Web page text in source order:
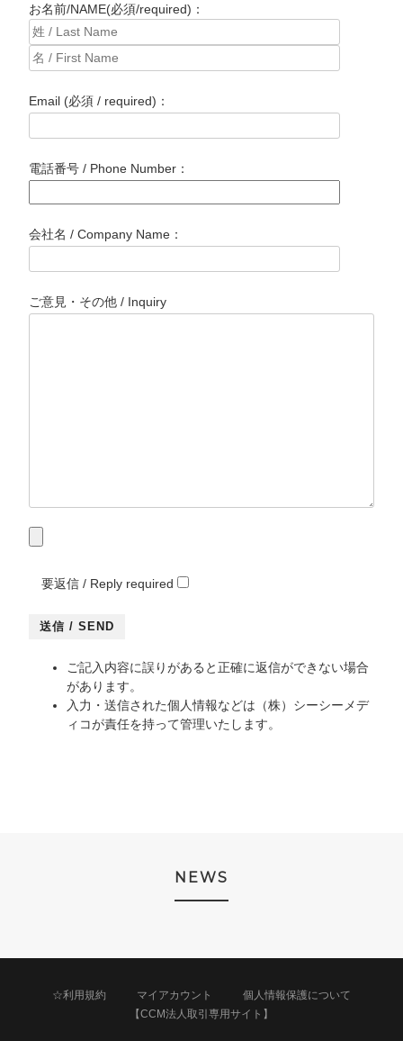
お名前/NAME(必須/required)：
Email (必須 / required)：
電話番号 / Phone Number：
会社名 / Company Name：
ご意見・その他 / Inquiry
要返信 / Reply required
ご記入内容に誤りがあると正確に返信ができない場合
があります。
入力・送信された個人情報などは（株）シーシーメデ
ィコが責任を持って管理いたします。
NEWS
☆利用規約 マイアカウント
個人情報保護について
【CCM法人取引専用サイト】